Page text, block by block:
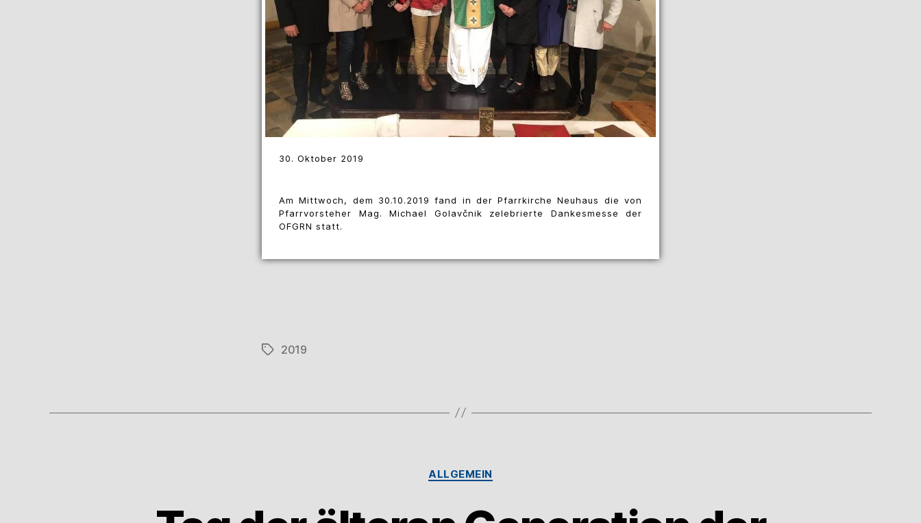
30. Oktober 2019
Am Mittwoch, dem 30.10.2019 fand in der Pfarrkirche Neuhaus die von
Pfarrvorsteher Mag. Michael Golavčnik zelebrierte Dankesmesse der
OFGRN statt.
2019
ALLGEMEIN